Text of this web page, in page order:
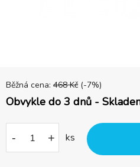
Běžná cena: 468 Kč (-7%)
Obvykle do 3 dnů -
- + ks